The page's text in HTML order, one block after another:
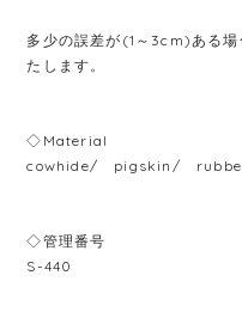
多少の誤差が(1～3cm)ある
たします。
◇Material
cowhide/ pigskin/
◇管理番号
S-440